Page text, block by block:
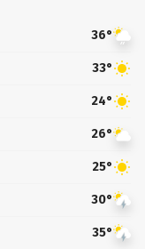
36°
33°
24°
26°
25°
30°
35°